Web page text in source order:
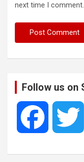
next time I comment.
Follow us on